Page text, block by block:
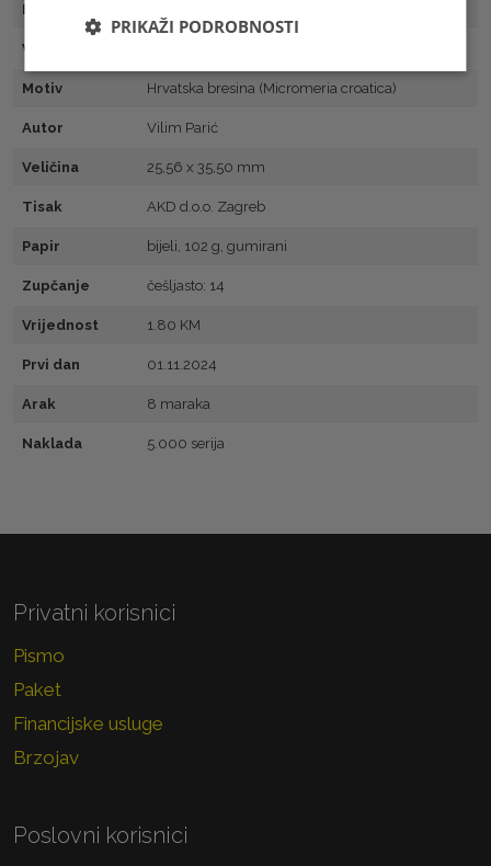
Broj marke
Vrsta
Motiv Hrvatska bresina (Micromeria croatica)
Autor Vilim Parić
Veličina 25,56 x 35,50 mm
Tisak AKD d.o.o. Zagreb
Papir bijeli, 102 g, gumirani
Zupčanje češljasto: 14
Vrijednost 1.80 KM
Prvi dan 01.11.2024
Arak 8 maraka
Naklada 5.000 serija
Privatni korisnici
Pismo
Paket
Financijske usluge
Brzojav
Poslovni korisnici
PRIKAŽI PODROBNOSTI